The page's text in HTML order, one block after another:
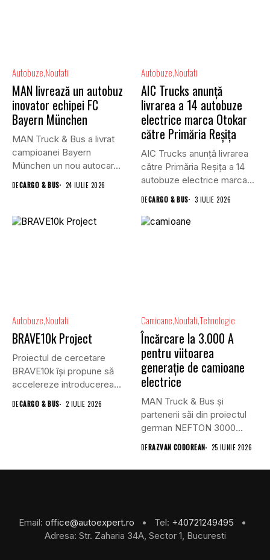
Autobuze Noutati
MAN livrează un autobuz
inovator echipei FC
Bayern München
MAN Truck & Bus a livrat
campioanei Bayern
München un nou autocar...
DECARGO & BUS 24 IULIE 2026
Autobuze Noutati
AIC Trucks anunță
livrarea a 14 autobuze
electrice marca Otokar
către Primăria Reșița
AIC Trucks anunță livrarea
către Primăria Reșița a 14
autobuze electrice marca...
DECARGO & BUS 3 IULIE 2026
Autobuze Noutati
BRAVE10k Project
Proiectul de cercetare
BRAVE10k își propune să
accelereze introducerea
vehiculelor autonome în...
DECARGO & BUS 2 IULIE 2026
Camioane NoutatiTehnologie
Încărcare la 3.000 A
pentru viitoarea
generație de camioane
electrice
MAN Truck & Bus și
partenerii săi din proiectul
german NEFTON 3000...
DERAZVAN CODOREAN 25 IUNIE 2026
Email: office@autoexpert.ro • Tel: +40721249495
•
Adresa: Str. Zaharia 34A, Sector 1, Bucuresti